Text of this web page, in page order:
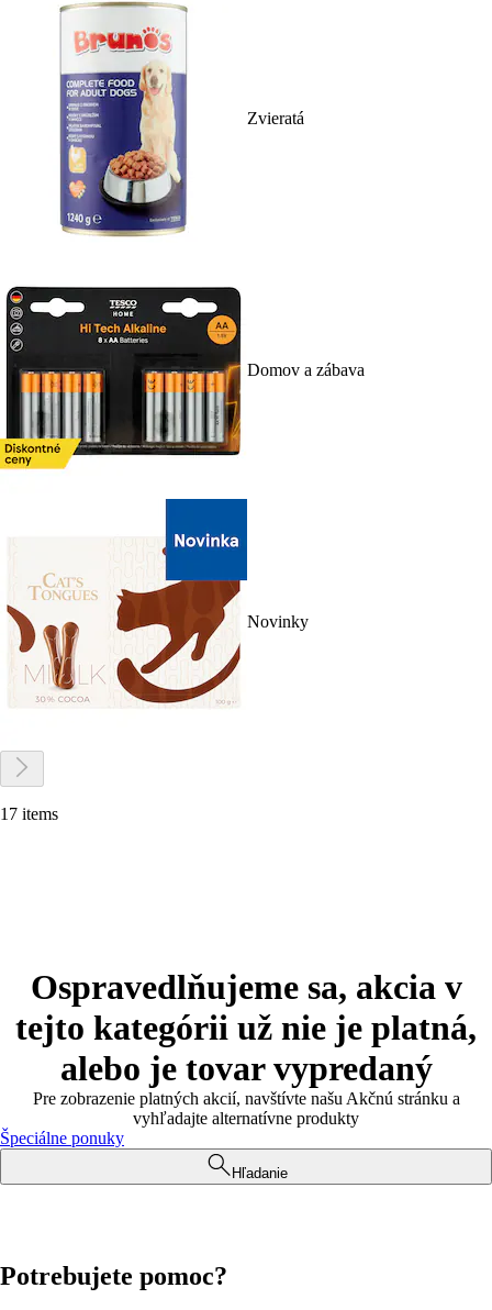
Zvieratá
Domov a zábava
Novinky
17 items
Ospravedlňujeme sa, akcia v
tejto kategórii už nie je platná,
alebo je tovar vypredaný
Pre zobrazenie platných akcií, navštívte našu Akčnú stránku a
vyhľadajte alternatívne produkty
Špeciálne ponuky
Hľadanie
Potrebujete pomoc?